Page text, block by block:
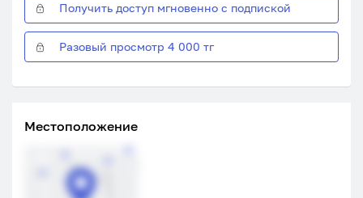
Получить доступ мгновенно с подпиской
Разовый просмотр 4 000 тг
Местоположение